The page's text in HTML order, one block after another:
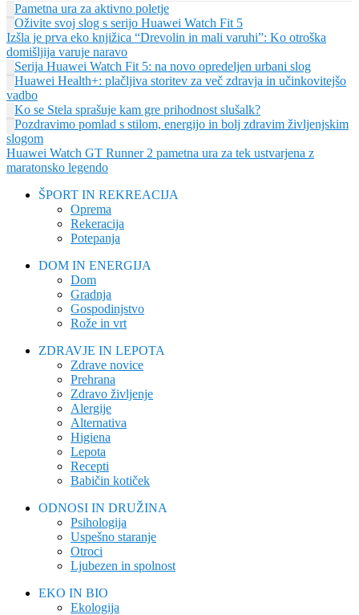
Pametna ura za aktivno poletje
Oživite svoj slog s serijo Huawei Watch Fit 5
Izšla je prva eko knjižica “Drevolin in mali varuhi”: Ko otroška
domišljija varuje naravo
Serija Huawei Watch Fit 5: na novo opredeljen urbani slog
Huawei Health+: plačljiva storitev za več zdravja in učinkovitejšo
vadbo
Ko se Stela sprašuje kam gre prihodnost slušalk?
Pozdravimo pomlad s stilom, energijo in bolj zdravim življenjskim
slogom
Huawei Watch GT Runner 2 pametna ura za tek ustvarjena z
maratonsko legendo
ŠPORT IN REKREACIJA
Oprema
Rekeracija
Potepanja
DOM IN ENERGIJA
Dom
Gradnja
Gospodinjstvo
Rože in vrt
ZDRAVJE IN LEPOTA
Zdrave novice
Prehrana
Zdravo življenje
Alergije
Alternativa
Higiena
Lepota
Recepti
Babičin kotiček
ODNOSI IN DRUŽINA
Psihologija
Uspešno staranje
Otroci
Ljubezen in spolnost
EKO IN BIO
Ekologija